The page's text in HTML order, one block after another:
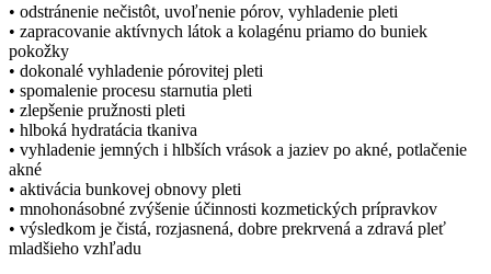
• odstránenie nečistôt, uvoľnenie pórov, vyhladenie pleti
• zapracovanie aktívnych látok a kolagénu priamo do buniek
pokožky
• dokonalé vyhladenie pórovitej pleti
• spomalenie procesu starnutia pleti
• zlepšenie pružnosti pleti
• hlboká hydratácia tkaniva
• vyhladenie jemných i hlbších vrások a jaziev po akné, potlačenie
akné
• aktivácia bunkovej obnovy pleti
• mnohonásobné zvýšenie účinnosti kozmetických prípravkov
• výsledkom je čistá, rozjasnená, dobre prekrvená a zdravá pleť
mladšieho vzhľadu